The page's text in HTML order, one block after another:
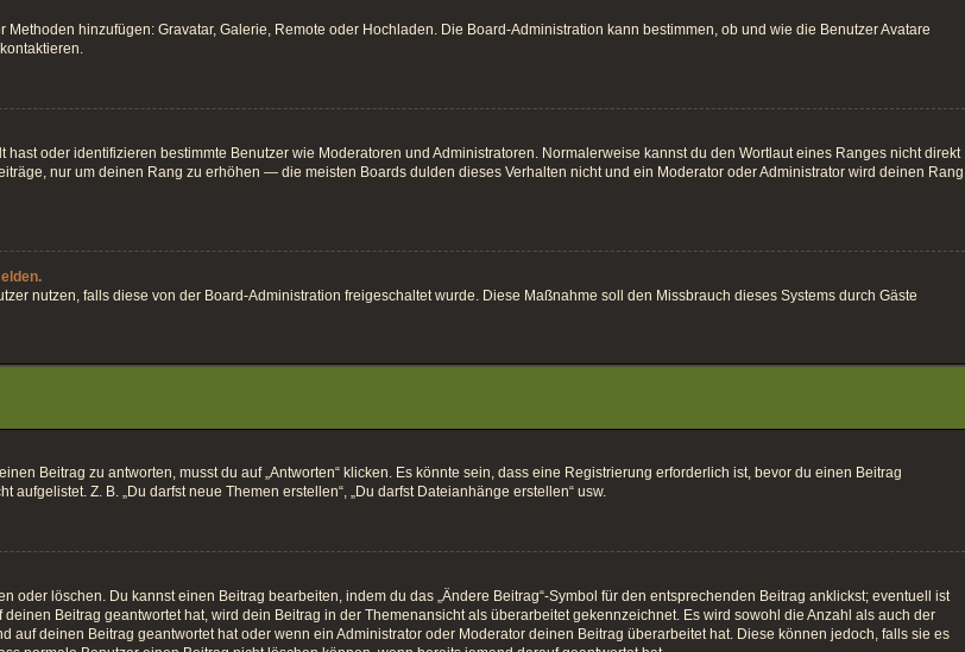
hinzufügen: Gravatar, Galerie, Remote oder Hochladen. Die Board-Administration kann bestimmen, ob und wie die Benutzer Avatare
oder identifizieren bestimmte Benutzer wie Moderatoren und Administratoren. Normalerweise kannst du den Wortlaut eines Ranges nicht direkt
nur um deinen Rang zu erhöhen — die meisten Boards dulden dieses Verhalten nicht und ein Moderator oder Administrator wird deinen Rang
nutzen, falls diese von der Board-Administration freigeschaltet wurde. Diese Maßnahme soll den Missbrauch dieses Systems durch Gäste
Beitrag zu antworten, musst du auf „Antworten“ klicken. Es könnte sein, dass eine Registrierung erforderlich ist, bevor du einen Beitrag
Z. B. „Du darfst neue Themen erstellen“, „Du darfst Dateianhänge erstellen“ usw.
löschen. Du kannst einen Beitrag bearbeiten, indem du das „Ändere Beitrag“-Symbol für den entsprechenden Beitrag anklickst; eventuell ist
Beitrag geantwortet hat, wird dein Beitrag in der Themenansicht als überarbeitet gekennzeichnet. Es wird sowohl die Anzahl als auch der
deinen Beitrag geantwortet hat oder wenn ein Administrator oder Moderator deinen Beitrag überarbeitet hat. Diese können jedoch, falls sie es